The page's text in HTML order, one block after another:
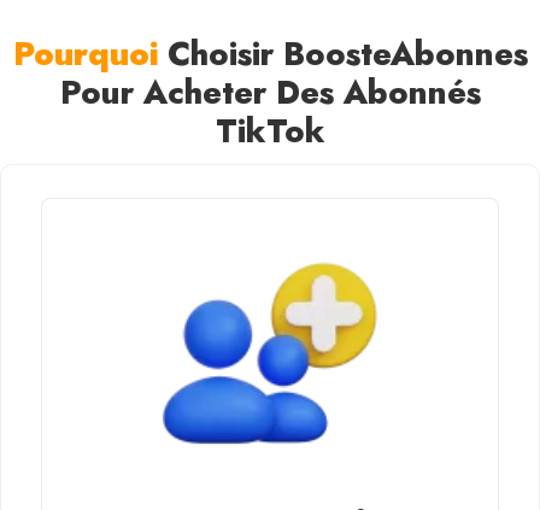
PourquoiChoisir BoosteAbonnes
Pour Acheter Des Abonnés
TikTok